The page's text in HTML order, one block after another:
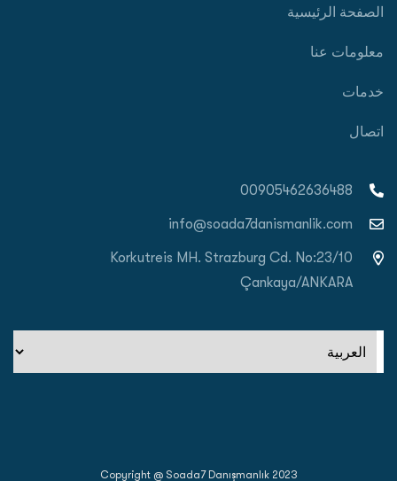
الصفحة الرئيسية
معلومات عنا
خدمات
اتصال
00905462636488
info@soada7danismanlik.com
Korkutreis MH. Strazburg Cd. No:23/10
Çankaya/ANKARA
اختر
Copyright @ Soada7 Danışmanlık 2023